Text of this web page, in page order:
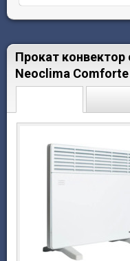
Прокат конвектор
Neoclima Comforte